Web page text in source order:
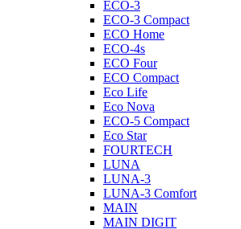
ECO-3
ECO-3 Compact
ECO Home
ECO-4s
ECO Four
ECO Compact
Eco Life
Eco Nova
ECO-5 Compact
Eco Star
FOURTECH
LUNA
LUNA-3
LUNA-3 Comfort
MAIN
MAIN DIGIT